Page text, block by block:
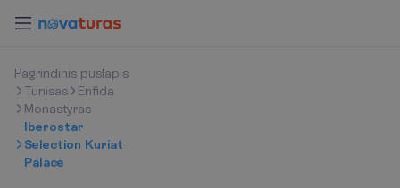
Pagrindinis puslapis
Tunisas
Enfida
Monastyras
Iberostar
Selection Kuriat
Palace